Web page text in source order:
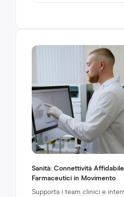
Sanità: Connettività
Farmaceutici in Movimento
Supporta i team clinici e